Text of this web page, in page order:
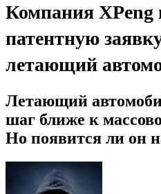
Компания XPeng
патентную
летающий
Летающий
шаг ближе к
Но появится ли он